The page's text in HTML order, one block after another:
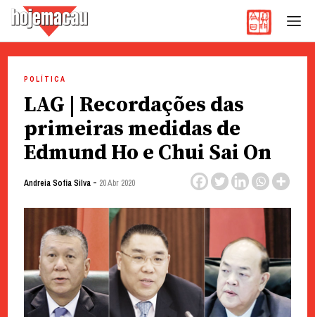
content
POLÍTICA
LAG | Recordações das
primeiras medidas de
Edmund Ho e Chui Sai On
Andreia Sofia Silva- 20 Abr 2020